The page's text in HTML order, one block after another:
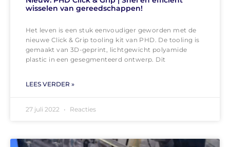
wisselen van gereedschappen!
Het leven is een stuk eenvoudiger geworden met de
nieuwe Click & Grip tooling kit van PHD. De tooling is
gemaakt van 3D-geprint, lichtgewicht polyamide
plastic in een gesegmenteerd ontwerp. Dit
LEES VERDER »
27 juli 2022 Reacties